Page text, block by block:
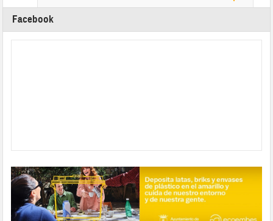
Facebook